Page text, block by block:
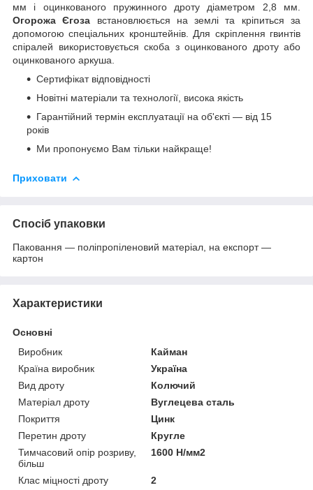
мм і оцинкованого пружинного дроту діаметром 2,8 мм.
Огорожа Єгоза встановлюється на землі та кріпиться за
допомогою спеціальних кронштейнів. Для скріплення гвинтів
спіралей використовується скоба з оцинкованого дроту або
оцинкованого аркуша.
Сертифікат відповідності
Новітні матеріали та технології, висока якість
Гарантійний термін експлуатації на об'єкті — від 15
років
Ми пропонуємо Вам тільки найкраще!
Приховати
Спосіб упаковки
Паковання — поліпропіленовий матеріал, на експорт —
картон
Характеристики
Основні
Виробник
Кайман
Країна виробник
Україна
Вид дроту
Колючий
Матеріал дроту
Вуглецева сталь
Покриття
Цинк
Перетин дроту
Кругле
Тимчасовий опір розриву,
більш
1600 Н/мм2
Клас міцності дроту 2